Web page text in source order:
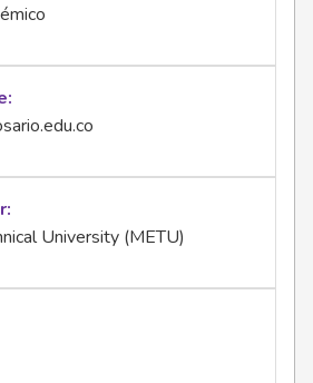
University (METU)